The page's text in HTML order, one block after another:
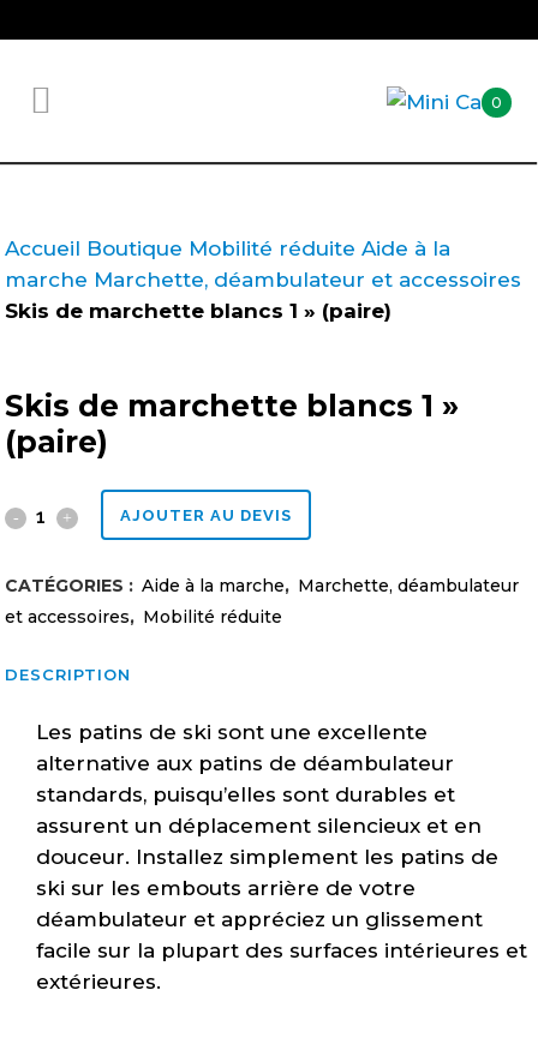
0
Accueil Boutique Mobilité réduite Aide à la
marche Marchette, déambulateur et accessoires
Skis de marchette blancs 1 » (paire)
Skis de marchette blancs 1 »
(paire)
Skis
marchette
(paire)
AJOUTER AU DEVIS
CATÉGORIES : Aide à la marche, Marchette, déambulateur
et accessoires, Mobilité réduite
DESCRIPTION
Les patins de ski sont une excellente
alternative aux patins de déambulateur
standards, puisqu’elles sont durables et
assurent un déplacement silencieux et en
douceur. Installez simplement les patins de
ski sur les embouts arrière de votre
déambulateur et appréciez un glissement
facile sur la plupart des surfaces intérieures et
extérieures.